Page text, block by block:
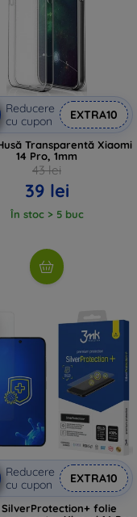
Reducere
cu cupon
EXTRA10
Transparentă Xiaomi
14 Pro, 1mm
43 lei
39 lei
În stoc > 5 buc
Reducere
cu cupon
EXTRA10
SilverProtection+ folie